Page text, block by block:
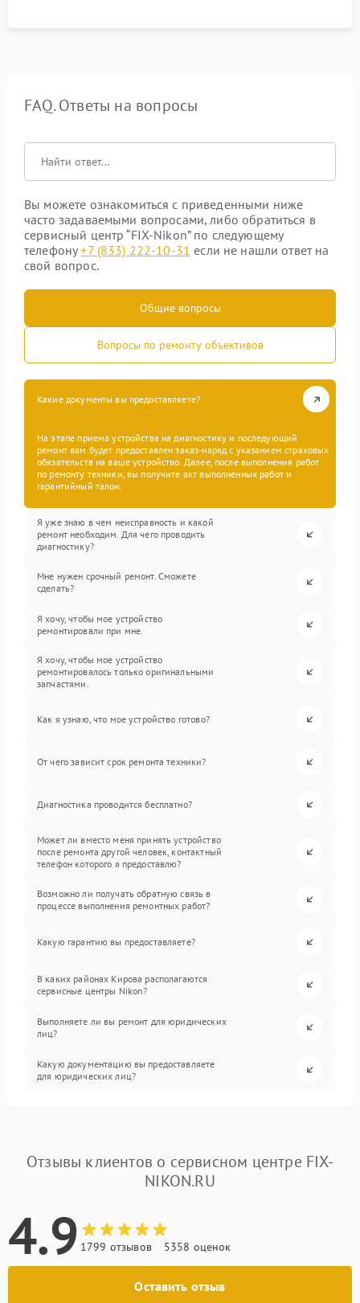
FAQ. Ответы на вопросы
Вы можете ознакомиться с приведенными ниже
часто задаваемыми вопросами, либо обратиться в
сервисный центр “FIX-Nikon” по следующему
телефону+7 (833) 222-10-31 если не нашли ответ на
свой вопрос.
Общие вопросы
Вопросы по ремонту объективов
Какие документы вы предоставляете?
На этапе приема устройства на диагностику и последующий
ремонт вам будет предоставлен заказ-наряд с указанием страховых
обязательств на ваше устройство. Далее, после выполнения работ
по ремонту техники, вы получите акт выполненных работ и
гарантийный талон.
Я уже знаю в чем неисправность и какой
ремонт необходим. Для чего проводить
диагностику?
Мне нужен срочный ремонт. Сможете
сделать?
Я хочу, чтобы мое устройство
ремонтировали при мне.
Я хочу, чтобы мое устройство
ремонтировалось только оригинальными
запчастями.
Как я узнаю, что мое устройство готово?
От чего зависит срок ремонта техники?
Диагностика проводится бесплатно?
Может ли вместо меня принять устройство
после ремонта другой человек, контактный
телефон которого я предоставлю?
Возможно ли получать обратную связь в
процессе выполнения ремонтных работ?
Какую гарантию вы предоставляете?
В каких районах Кирова располагаются
сервисные центры Nikon?
Выполняете ли вы ремонт для юридических
лиц?
Какую документацию вы предоставляете
для юридических лиц?
Отзывы клиентов о сервисном центре FIX-
NIKON.RU
4.9 1799 отзывов 5358 оценок
Оставить отзыв